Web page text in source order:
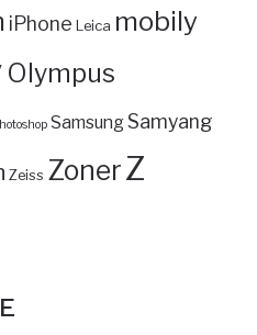
iPhone Leica mobily
Olympus
SamsungSamyang
Zeiss ZonerZ